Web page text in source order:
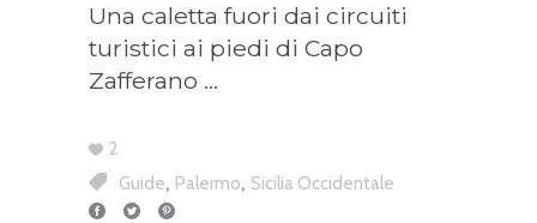
Una caletta fuori dai circuiti
turistici ai piedi di Capo
Zafferano
2
Guide, Palermo, Sicilia Occidentale